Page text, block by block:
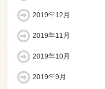
2019年12月
2019年11月
2019年10月
2019年9月